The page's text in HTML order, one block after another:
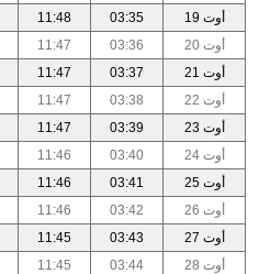
أوت 19
03:35
11:48
أوت 20
03:36
11:47
أوت 21
03:37
11:47
أوت 22
03:38
11:47
أوت 23
03:39
11:47
أوت 24
03:40
11:46
أوت 25
03:41
11:46
أوت 26
03:42
11:46
أوت 27
03:43
11:45
أوت 28
03:44
11:45